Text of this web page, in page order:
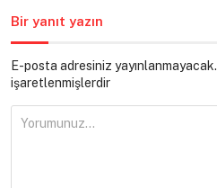
Bir yanıt yazın
E-posta adresiniz yayınlanmayacak.
işaretlenmişlerdir